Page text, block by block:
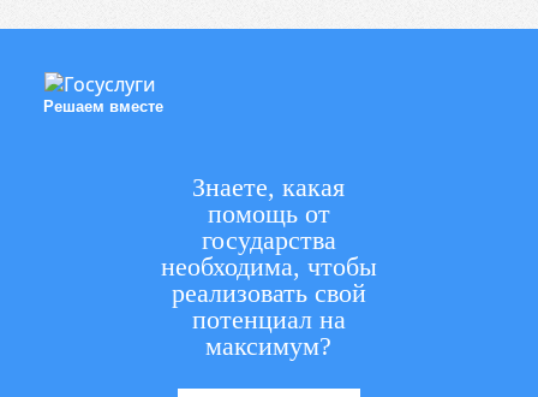
Решаем вместе
Знаете, какая
помощь от
государства
необходима, чтобы
реализовать свой
потенциал на
максимум?